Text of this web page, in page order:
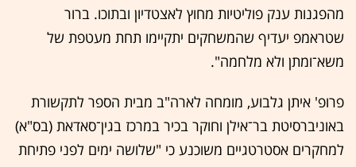
מהפגנות ענק פוליטיות מחוץ לאצטדיון ובתוכו. ברור
שטראמפ יעדיף שהמשחקים יתקיימו תחת מעטפת של
משא־ומתן ולא מלחמה".
פרופ' איתן גלבוע, מומחה לארה"ב מבית הספר לתקשורת
באוניברסיטת בר־אילן וחוקר בכיר במרכז בגין־סאדאת (בס"א)
למחקרים אסטרטגיים משוכנע כי "שלושה ימים לפני פתיחת